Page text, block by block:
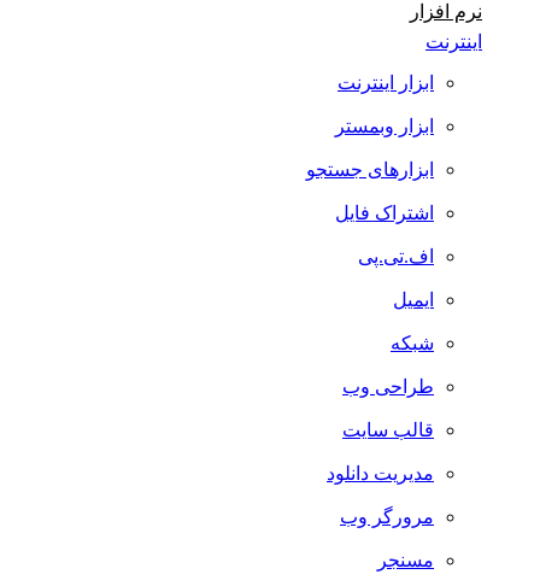
نرم افزار
اینترنت
ابزار اینترنت
ابزار وبمستر
ابزارهای جستجو
اشتراک فایل
اف.تی.پی
ایمیل
شبکه
طراحی وب
قالب سایت
مدیریت دانلود
مرورگر وب
مسنجر